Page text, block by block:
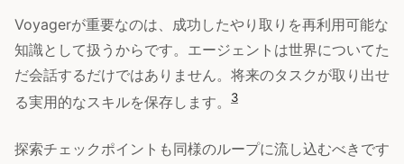
Voyagerが重要なのは、成功したやり取りを再利用可能な
知識として扱うからです。エージェントは世界についてた
だ会話するだけではありません。将来のタスクが取り出せ
る実用的なスキルを保存します。
3
探索チェックポイントも同様のループに流し込むべきです